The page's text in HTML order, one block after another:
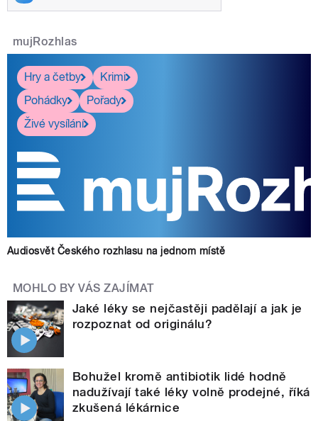
mujRozhlas
Hry a četby
Krimi
Pohádky
Pořady
Živé vysílání
Audiosvět Českého rozhlasu na jednom místě
MOHLO BY VÁS ZAJÍMAT
Jaké léky se nejčastěji padělají a jak je
rozpoznat od originálu?
Bohužel kromě antibiotik lidé hodně
nadužívají také léky volně prodejné, říká
zkušená lékárnice